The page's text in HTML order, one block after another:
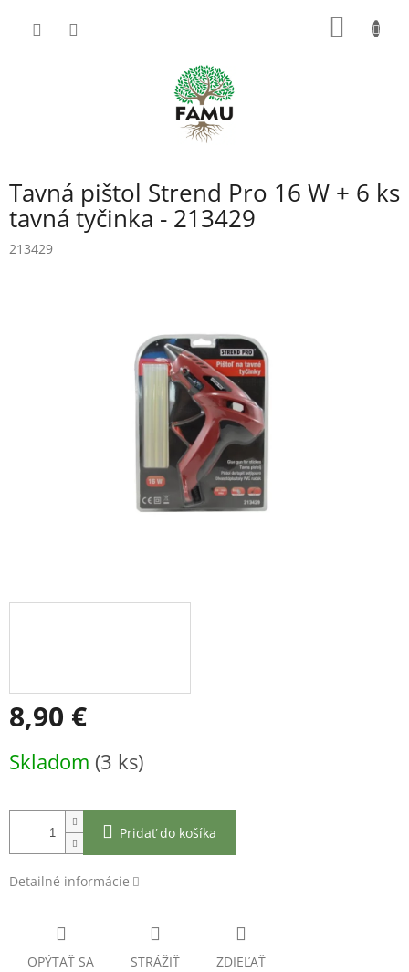
Tavná pištol Strend Pro 16 W + 6 ks
tavná tyčinka - 213429
213429
8,90 €
cena:
Skladom (3 ks)
Pridať do košíka
Detailné informácie
OPÝTAŤ SA STRÁŽIŤ ZDIEĽAŤ